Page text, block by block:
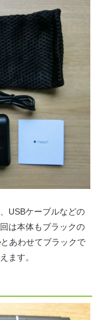
USBケーブルなどの
は本体もブラックの
とあわせてブラックで
ます。